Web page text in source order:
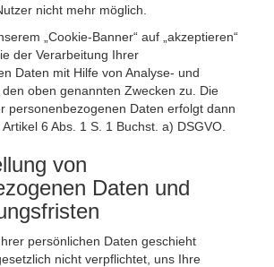
nicht mehr möglich.
„Cookie-Banner“ auf „akzeptieren“
der Verarbeitung Ihrer
Daten mit Hilfe von Analyse- und
oben genannten Zwecken zu. Die
personenbezogenen Daten erfolgt dann
6 Abs. 1 S. 1 Buchst. a) DSGVO.
von
Daten und
persönlichen Daten geschieht
nicht verpflichtet, uns Ihre